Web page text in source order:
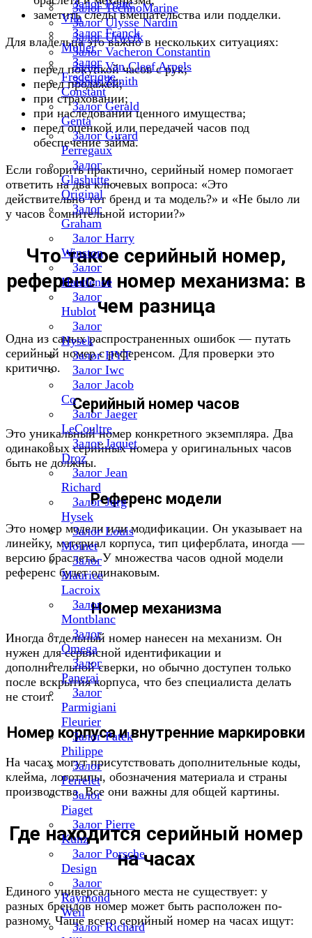
Залог TechnoMarine
Залог Ulysse Nardin
Залог Urwerk
Залог Vacheron Constantin
Залог Van Cleef Arpels
Залог Zenith
Залог Franc
Vila
Залог Franck
Muller
Залог
Frederique
Constant
Залог Gerald
Genta
Залог Girard
Perregaux
Залог
Glashutte
Original
Залог
Graham
Залог Harry
Winston
Залог
Hautlence
Залог
Hublot
Залог
Hysek
Залог HYT
Залог Iwc
Залог Jacob
Co
Залог Jaeger
LeCoultre
Залог Jaquet
Droz
Залог Jean
Richard
Залог Jorg
Hysek
Залог Louis
Moinet
Залог
Maurice
Lacroix
Залог
Montblanc
Залог
Omega
Залог
Panerai
Залог
Parmigiani
Fleurier
Залог Patek
Philippe
Залог
Perrelet
Залог
Piaget
Залог Pierre
Kunz
Залог Porsche
Design
Залог
Raymond
Weil
Залог Richard
заметить следы вмешательства или подделки.
Для владельца это важно в нескольких ситуациях:
перед покупкой часов с рук;
перед продажей;
при страховании;
при наследовании ценного имущества;
перед оценкой или передачей часов под
обеспечение займа.
Если говорить практично, серийный номер помогает
ответить на два ключевых вопроса: «Это
действительно тот бренд и та модель?» и «Не было ли
у часов сомнительной истории?»
Что такое серийный номер,
референс и номер механизма: в
чем разница
Одна из самых распространенных ошибок — путать
серийный номер с референсом. Для проверки это
критично.
Серийный номер часов
Это уникальный номер конкретного экземпляра. Два
одинаковых серийных номера у оригинальных часов
быть не должны.
Референс модели
Это номер модели или модификации. Он указывает на
линейку, материал корпуса, тип циферблата, иногда —
версию браслета. У множества часов одной модели
референс будет одинаковым.
Номер механизма
Иногда отдельный номер нанесен на механизм. Он
нужен для сервисной идентификации и
дополнительной сверки, но обычно доступен только
после вскрытия корпуса, что без специалиста делать
не стоит.
Номер корпуса и внутренние маркировки
На часах могут присутствовать дополнительные коды,
клейма, логотипы, обозначения материала и страны
производства. Все они важны для общей картины.
Где находится серийный номер
на часах
Единого универсального места не существует: у
разных брендов номер может быть расположен по-
разному. Чаще всего серийный номер на часах ищут: